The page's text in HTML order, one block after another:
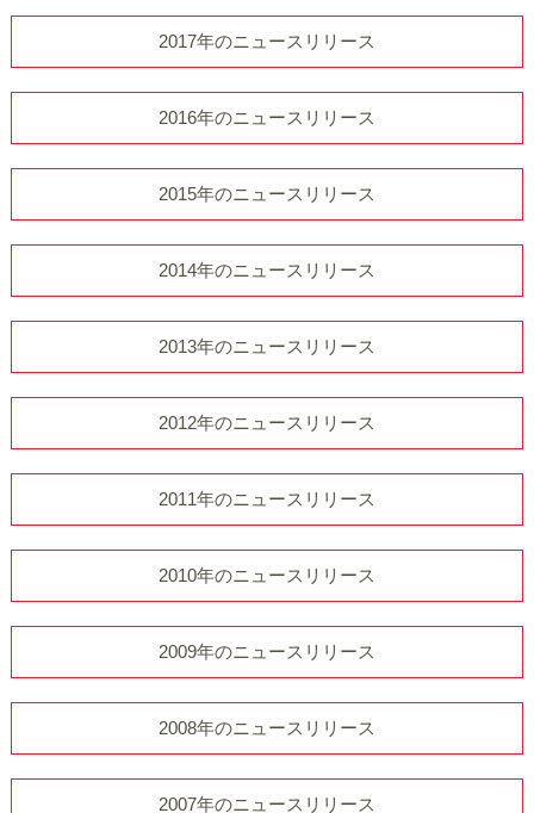
2017年のニュースリリース
2016年のニュースリリース
2015年のニュースリリース
2014年のニュースリリース
2013年のニュースリリース
2012年のニュースリリース
2011年のニュースリリース
2010年のニュースリリース
2009年のニュースリリース
2008年のニュースリリース
2007年のニュースリリース